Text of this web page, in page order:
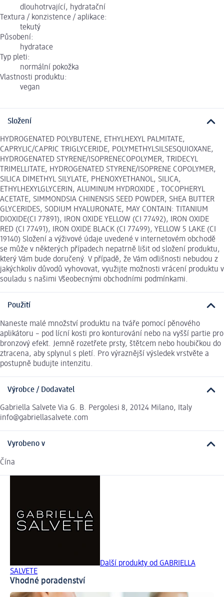
dlouhotrvající, hydratační
Textura / konzistence / aplikace:
tekutý
Působení:
hydratace
Typ pleti:
normální pokožka
Vlastnosti produktu:
vegan
Složení
HYDROGENATED POLYBUTENE, ETHYLHEXYL PALMITATE,
CAPRYLIC/CAPRIC TRIGLYCERIDE, POLYMETHYLSILSESQUIOXANE,
HYDROGENATED STYRENE/ISOPRENECOPOLYMER, TRIDECYL
TRIMELLITATE, HYDROGENATED STYRENE/ISOPRENE COPOLYMER,
SILICA DIMETHYL SILYLATE, PHENOXYETHANOL, SILICA,
ETHYLHEXYLGLYCERIN, ALUMINUM HYDROXIDE , TOCOPHERYL
ACETATE, SIMMONDSIA CHINENSIS SEED POWDER, SHEA BUTTER
GLYCERIDES, SODIUM HYALURONATE, MAY CONTAIN: TITANIUM
DIOXIDE(CI 77891), IRON OXIDE YELLOW (CI 77492), IRON OXIDE
RED (CI 77491), IRON OXIDE BLACK (CI 77499), YELLOW 5 LAKE (CI
19140) Složení a výživové údaje uvedené v internetovém obchodě
se může v některých případech nepatrně lišit od složení produktu,
který Vám bude doručený. V případě, že Vám odlišnosti nebudou z
jakýchkoliv důvodů vyhovovat, využijte možnosti vrácení produktu v
souladu s našimi Všeobecnými obchodními podmínkami.
Použití
Naneste malé množství produktu na tváře pomocí pěnového
aplikátoru – pod lícní kosti pro konturování nebo na vyšší partie pro
bronzový efekt. Jemně rozetřete prsty, štětcem nebo houbičkou do
ztracena, aby splynul s pletí. Pro výraznější výsledek vrstvěte a
postupně budujte intenzitu.
Výrobce / Dodavatel
Gabriella Salvete Via G. B. Pergolesi 8, 20124 Milano, Italy
info@gabriellasalvete.com
Vyrobeno v
Čína
Další produkty od GABRIELLA
SALVETE
Vhodné poradenství